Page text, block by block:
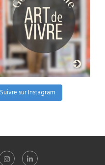
Suivre sur Instagram